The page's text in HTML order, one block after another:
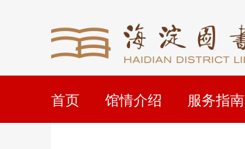
首页 馆情介绍 服务指南